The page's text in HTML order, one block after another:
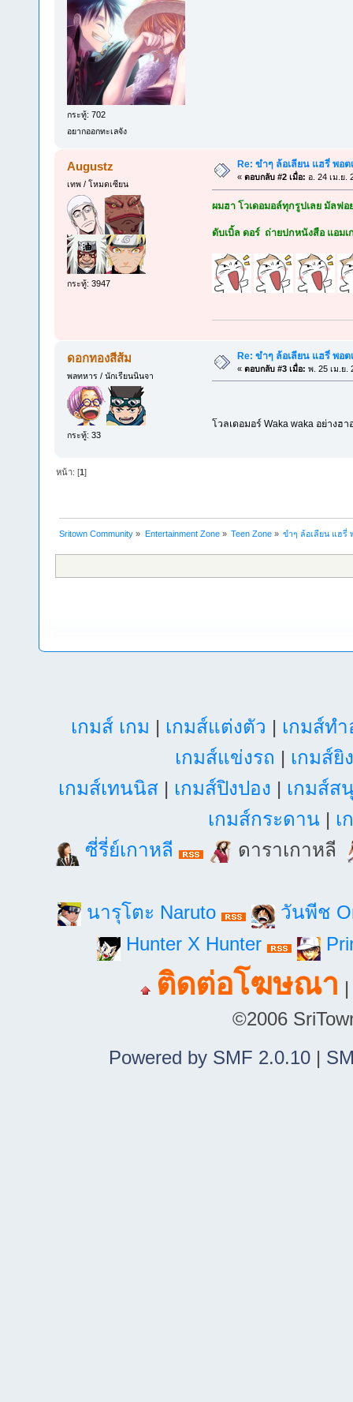
กระทู้: 702
อยากออกทะเลจัง
Augustz
เทพ / โหมดเซียน
กระทู้: 3947
Re: ขำๆ ล้อเลียน แฮรี่ พอต
« ตอบกลับ #2 เมื่อ: อ. 24 เม.ย.
ผมฮา โวเดอมอล์ทุกรูปเลย มัลฟ
ดับเบิ้ล ดอร์ ถ่ายปกหนังสือ แอม
ดอกทองสีส้ม
พลทหาร / นักเรียนนินจา
กระทู้: 33
Re: ขำๆ ล้อเลียน แฮรี่ พอต
« ตอบกลับ #3 เมื่อ: พ. 25 เม.ย.
โวลเดอมอร์ Waka waka อย่างฮ
หน้า: [1]
Sritown Community » Entertainment Zone» Teen Zone» ขำๆ ล้อเลียน แฮรี่
เกมส์ เกม | เกมส์แต่งตัว | เกมส์ท
เกมส์แข่งรถ | เกมส์ยิ
เกมส์เทนนิส| เกมส์ปิงปอง | เกมส์ส
เกมส์กระดาน | เ
ซี่รี่ย์เกาหลี
ดาราเกาหลี
นารุโตะ Naruto
วันพีช
Hunter X Hunter
ติดต่อโฆษณา
©2006
Powered by SMF 2.0.10|